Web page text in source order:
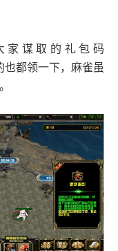
家谋取的礼包码
也都领一下，麻雀虽